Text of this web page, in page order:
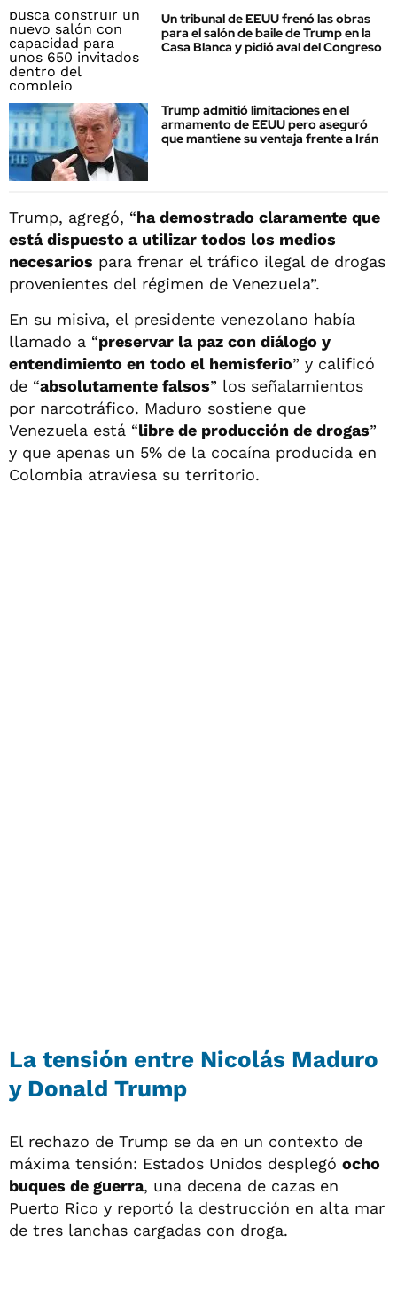
Un tribunal de EEUU frenó las obras
para el salón de baile de Trump en la
Casa Blanca y pidió aval del Congreso
Trump admitió limitaciones en el
armamento de EEUU pero aseguró
que mantiene su ventaja frente a Irán
Trump, agregó, “ha demostrado claramente que
está dispuesto a utilizar todos los medios
necesarios para frenar el tráfico ilegal de drogas
provenientes del régimen de Venezuela”.
En su misiva, el presidente venezolano había
llamado a “preservar la paz con diálogo y
entendimiento en todo el hemisferio” y calificó
de “absolutamente falsos” los señalamientos
por narcotráfico. Maduro sostiene que
Venezuela está “libre de producción de drogas”
y que apenas un 5% de la cocaína producida en
Colombia atraviesa su territorio.
La tensión entre Nicolás Maduro
y Donald Trump
El rechazo de Trump se da en un contexto de
máxima tensión: Estados Unidos desplegó ocho
buques de guerra, una decena de cazas en
Puerto Rico y reportó la destrucción en alta mar
de tres lanchas cargadas con droga.